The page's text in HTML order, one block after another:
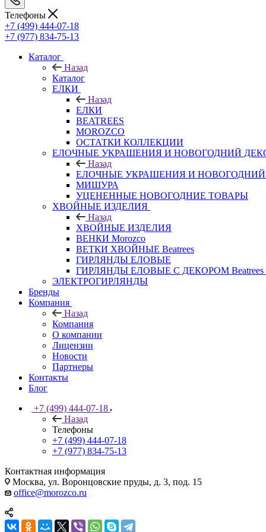
Телефоны
+7 (499) 444-07-18
+7 (977) 834-75-13
Каталог
Назад
Каталог
ЕЛКИ
Назад
ЕЛКИ
BEATREES
MOROZCO
ОСТАТКИ КОЛЛЕКЦИИ
ЕЛОЧНЫЕ УКРАШЕНИЯ И НОВОГОДНИЙ
Назад
ЕЛОЧНЫЕ УКРАШЕНИЯ И НОВОГОДНИЙ
МИШУРА
УЦЕНЕННЫЕ НОВОГОДНИЕ ТОВАРЫ
ХВОЙНЫЕ ИЗДЕЛИЯ
Назад
ХВОЙНЫЕ ИЗДЕЛИЯ
ВЕНКИ Morozco
ВЕТКИ ХВОЙНЫЕ Beatrees
ГИРЛЯНДЫ ЕЛОВЫЕ
ГИРЛЯНДЫ ЕЛОВЫЕ С ДЕКОРОМ Beatrees
ЭЛЕКТРОГИРЛЯНДЫ
Бренды
Компания
Назад
Компания
О компании
Лицензии
Новости
Партнеры
Контакты
Блог
+7 (499) 444-07-18
Назад
Телефоны
+7 (499) 444-07-18
+7 (977) 834-75-13
Контактная информация
Москва, ул. Воронцовские пруды, д. 3, под. 15
office@morozco.ru